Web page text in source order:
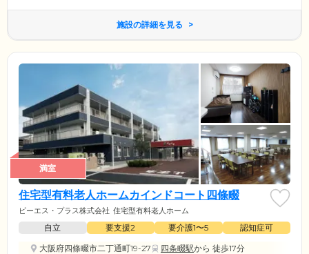
施設の詳細を見る
満室
住宅型有料老人ホームカインドコート四條畷
ピーエス・プラス株式会社 住宅型有料老人ホーム
自立 要支援2 要介護1〜5
認知症可
大阪府四條畷市二丁通町19-27
四条畷駅から 徒歩17分